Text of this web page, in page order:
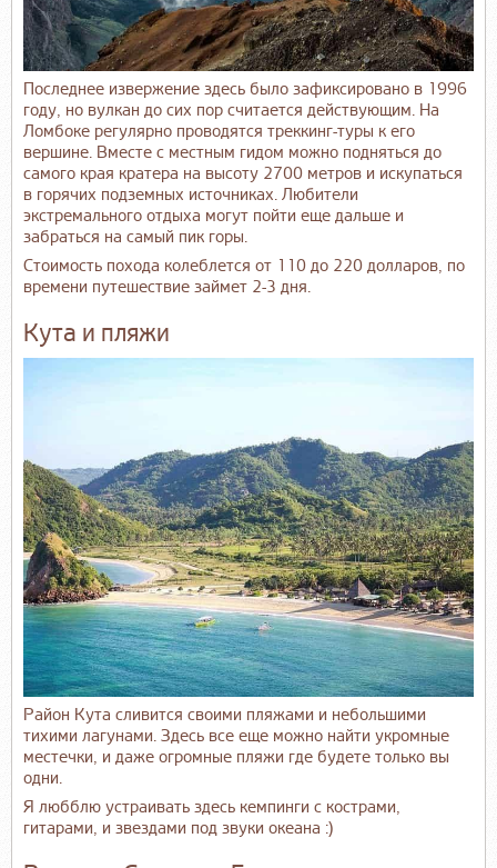
Последнее извержение здесь было зафиксировано в 1996
году, но вулкан до сих пор считается действующим. На
Ломбоке регулярно проводятся треккинг-туры к его
вершине. Вместе с местным гидом можно подняться до
самого края кратера на высоту 2700 метров и искупаться
в горячих подземных источниках. Любители
экстремального отдыха могут пойти еще дальше и
забраться на самый пик горы.
Стоимость похода колеблется от 110 до 220 долларов, по
времени путешествие займет 2-3 дня.
Кута и пляжи
Район Кута сливится своими пляжами и небольшими
тихими лагунами. Здесь все еще можно найти укромные
местечки, и даже огромные пляжи где будете только вы
одни.
Я любблю устраивать здесь кемпинги с кострами,
гитарами, и звездами под звуки океана :)